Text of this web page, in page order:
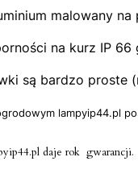
malowany
na kurz IP
są bardzo proste
lampyip44.pl
daje rok gwarancji.